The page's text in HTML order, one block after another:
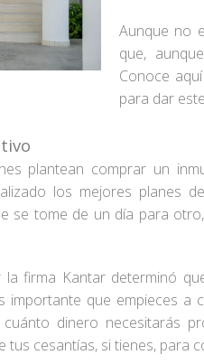
Aunque no
que,
Conoce
para dar
plantean comprar un
los mejores planes
se tome de un día para
firma Kantar determinó
importante que empieces
dinero necesitarás
cesantías, si tienes, para